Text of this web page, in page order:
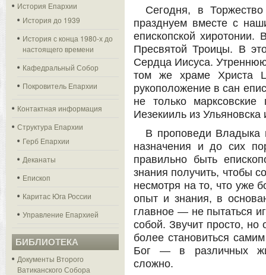
История Епархии
История до 1939
История с конца 1980-х до
настоящего времени
Кафедральный Собор
Покровитель Епархии
Контактная информация
Структура Епархии
Герб Епархии
Деканаты
Епископ
Каритас Юга России
Управление Епархией
БИБЛИОТЕКА
Документы Второго
Ватиканского Собора
Сегодня, в
празднуем вместе с
епископской хиротонии.
Пресвятой Троицы. В
Сердца Иисуса.
том же храме Христа
рукоположение в сан
не только
Иезекииль из Ульяновска
В проповеди Владыка
назначения и до сих
правильно быть
знания получить, чтобы
несмотря на то, что уже
опыт и знания, в
главное — не пытаться
собой. Звучит просто,
более становиться
Бог — в различных
сложно.